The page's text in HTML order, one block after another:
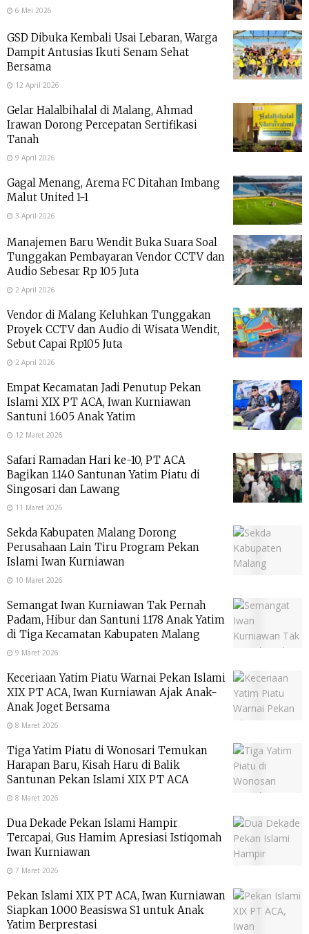
6 Mei 2026
GSD Dibuka Kembali Usai Lebaran, Warga
Dampit Antusias Ikuti Senam Sehat
Bersama
12 April 2026
Gelar Halalbihalal di Malang, Ahmad
Irawan Dorong Percepatan Sertifikasi
Tanah
9 April 2026
Gagal Menang, Arema FC Ditahan Imbang
Malut United 1-1
3 April 2026
Manajemen Baru Wendit Buka Suara Soal
Tunggakan Pembayaran Vendor CCTV dan
Audio Sebesar Rp 105 Juta
2 April 2026
Vendor di Malang Keluhkan Tunggakan
Proyek CCTV dan Audio di Wisata Wendit,
Sebut Capai Rp105 Juta
2 April 2026
Empat Kecamatan Jadi Penutup Pekan
Islami XIX PT ACA, Iwan Kurniawan
Santuni 1.605 Anak Yatim
12 Maret 2026
Safari Ramadan Hari ke-10, PT ACA
Bagikan 1.140 Santunan Yatim Piatu di
Singosari dan Lawang
11 Maret 2026
Sekda Kabupaten Malang Dorong
Perusahaan Lain Tiru Program Pekan
Islami Iwan Kurniawan
10 Maret 2026
Semangat Iwan Kurniawan Tak Pernah
Padam, Hibur dan Santuni 1.178 Anak Yatim
di Tiga Kecamatan Kabupaten Malang
9 Maret 2026
Keceriaan Yatim Piatu Warnai Pekan Islami
XIX PT ACA, Iwan Kurniawan Ajak Anak-
Anak Joget Bersama
8 Maret 2026
Tiga Yatim Piatu di Wonosari Temukan
Harapan Baru, Kisah Haru di Balik
Santunan Pekan Islami XIX PT ACA
8 Maret 2026
Dua Dekade Pekan Islami Hampir
Tercapai, Gus Hamim Apresiasi Istiqomah
Iwan Kurniawan
7 Maret 2026
Pekan Islami XIX PT ACA, Iwan Kurniawan
Siapkan 1.000 Beasiswa S1 untuk Anak
Yatim Berprestasi